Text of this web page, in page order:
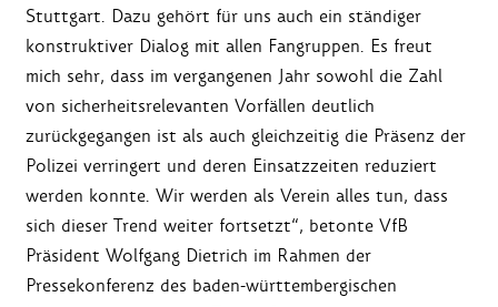
Stuttgart. Dazu gehört für uns auch ein ständiger
konstruktiver Dialog mit allen Fangruppen. Es freut
mich sehr, dass im vergangenen Jahr sowohl die Zahl
von sicherheitsrelevanten Vorfällen deutlich
zurückgegangen ist als auch gleichzeitig die Präsenz der
Polizei verringert und deren Einsatzzeiten reduziert
werden konnte. Wir werden als Verein alles tun, dass
sich dieser Trend weiter fortsetzt“, betonte VfB
Präsident Wolfgang Dietrich im Rahmen der
Pressekonferenz des baden-württembergischen